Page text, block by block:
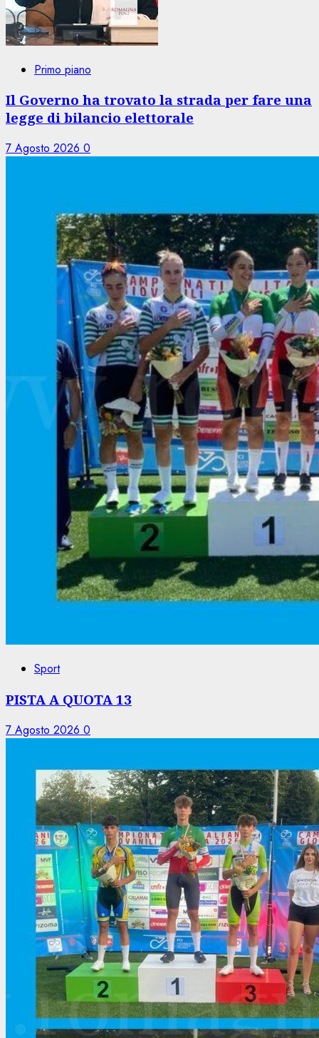
Primo piano
Il Governo ha trovato la strada per fare una
legge di bilancio elettorale
7 Agosto 2026 0
Sport
PISTA A QUOTA 13
7 Agosto 2026 0